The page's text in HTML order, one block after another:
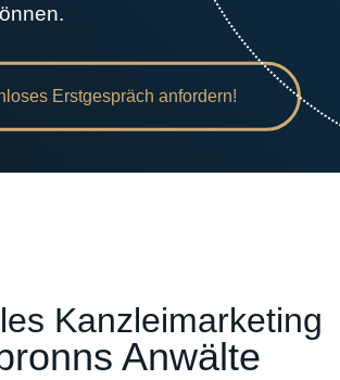
Erstgespräch anfordern!
Kanzleimarketing
Anwälte